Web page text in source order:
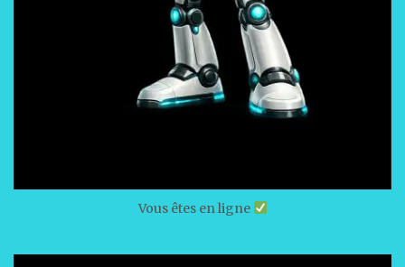
Vous êtes en ligne